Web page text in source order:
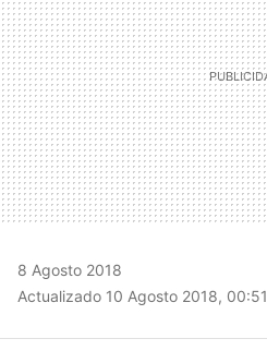
8 Agosto 2018
Actualizado 10 Agosto 2018, 00:51